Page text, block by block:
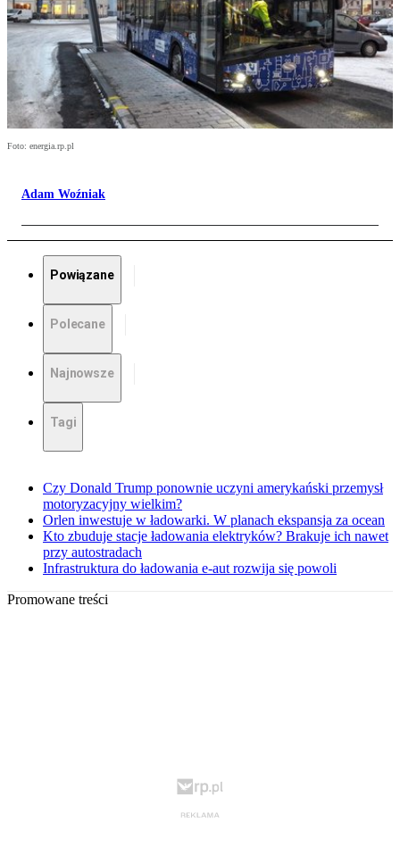
Foto: energia.rp.pl
Adam Woźniak
Powiązane
Polecane
Najnowsze
Tagi
Czy Donald Trump ponownie uczyni amerykański przemysł
motoryzacyjny wielkim?
Orlen inwestuje w ładowarki. W planach ekspansja za ocean
Kto zbuduje stacje ładowania elektryków? Brakuje ich nawet
przy autostradach
Infrastruktura do ładowania e-aut rozwija się powoli
Promowane treści